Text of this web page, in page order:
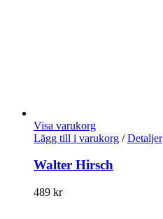
Visa varukorg
Lägg till i varukorg / Detaljer
Walter Hirsch
489 kr